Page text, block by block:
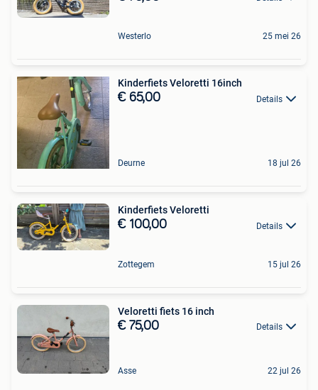
Westerlo 25 mei 26
Kinderfiets Veloretti 16inch
€ 65,00 Details
Deurne 18 jul 26
Kinderfiets Veloretti
€ 100,00 Details
Zottegem 15 jul 26
Veloretti fiets 16 inch
€ 75,00 Details
Asse 22 jul 26